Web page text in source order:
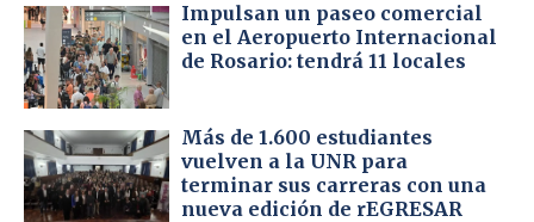
Impulsan un paseo comercial
en el Aeropuerto Internacional
de Rosario: tendrá 11 locales
Más de 1.600 estudiantes
vuelven a la UNR para
terminar sus carreras con una
nueva edición de rEGRESAR